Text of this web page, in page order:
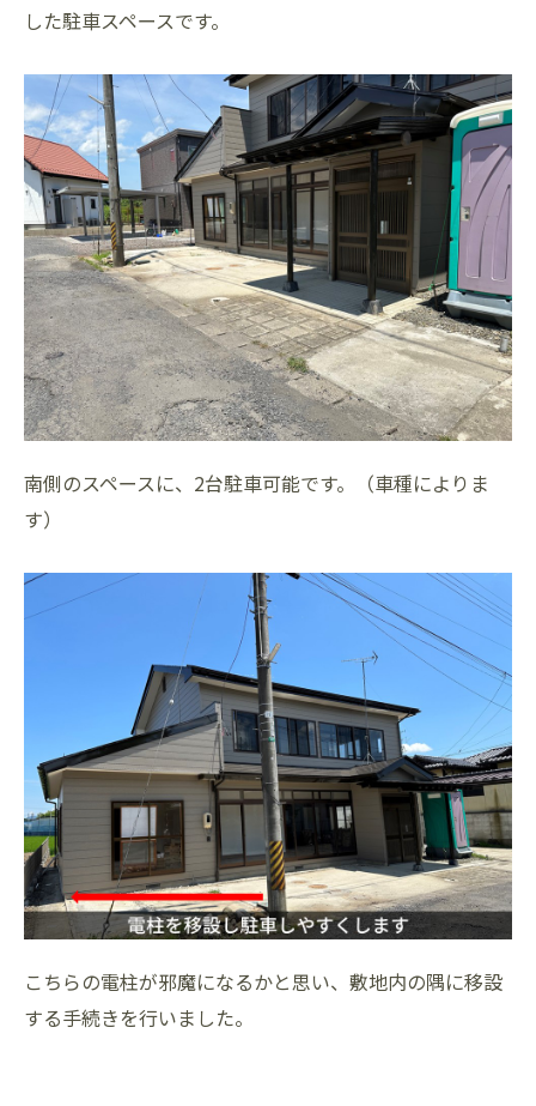
した駐車スペースです。
南側のスペースに、2台駐車可能です。（車種によりま
す）
こちらの電柱が邪魔になるかと思い、敷地内の隅に移設
する手続きを行いました。